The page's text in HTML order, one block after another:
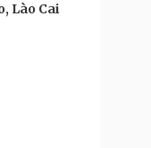
Lào Cai